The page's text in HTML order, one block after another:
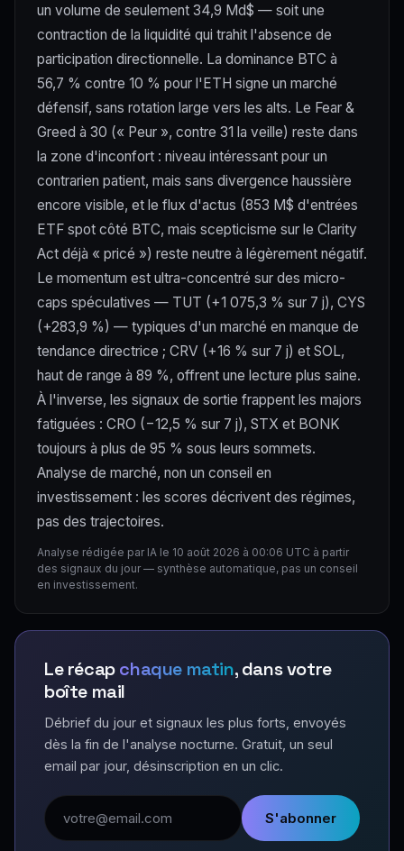
un volume de seulement 34,9 Md$ — soit une
contraction de la liquidité qui trahit l'absence de
participation directionnelle. La dominance BTC à
56,7 % contre 10 % pour l'ETH signe un marché
défensif, sans rotation large vers les alts. Le Fear &
Greed à 30 (« Peur », contre 31 la veille) reste dans
la zone d'inconfort : niveau intéressant pour un
contrarien patient, mais sans divergence haussière
encore visible, et le flux d'actus (853 M$ d'entrées
ETF spot côté BTC, mais scepticisme sur le Clarity
Act déjà « pricé ») reste neutre à légèrement négatif.
Le momentum est ultra-concentré sur des micro-
caps spéculatives — TUT (+1 075,3 % sur 7 j), CYS
(+283,9 %) — typiques d'un marché en manque de
tendance directrice ; CRV (+16 % sur 7 j) et SOL,
haut de range à 89 %, offrent une lecture plus saine.
À l'inverse, les signaux de sortie frappent les majors
fatiguées : CRO (−12,5 % sur 7 j), STX et BONK
toujours à plus de 95 % sous leurs sommets.
Analyse de marché, non un conseil en
investissement : les scores décrivent des régimes,
pas des trajectoires.
Analyse rédigée par IA le 10 août 2026 à 00:06 UTC à partir
des signaux du jour — synthèse automatique, pas un conseil
en investissement.
Le récapchaque matin, dans votre
boîte mail
Débrief du jour et signaux les plus forts, envoyés
dès la fin de l'analyse nocturne. Gratuit, un seul
email par jour, désinscription en un clic.
Adresse email
S'abonner